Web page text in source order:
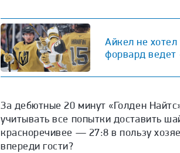
Айкел не
форвард ведет
За дебютные 20 минут «Голден
учитывать все попытки доставить
красноречивее — 27:8 в пользу
впереди гости?